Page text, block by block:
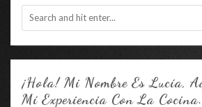
¡Hola! Mi Nombre Es Lucía,
Mí Experiencia Con La